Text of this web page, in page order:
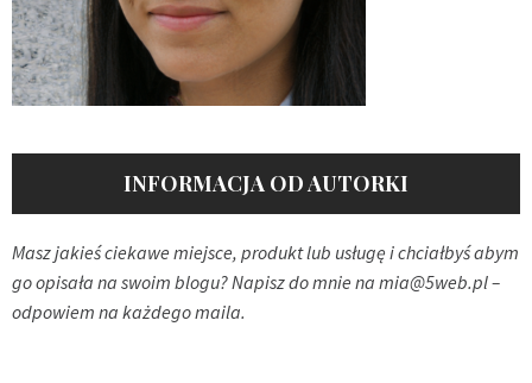
INFORMACJA OD AUTORKI
Masz jakieś ciekawe miejsce, produkt lub usługę i chciałbyś abym
go opisała na swoim blogu? Napisz do mnie na mia@5web.pl–
odpowiem na każdego maila.